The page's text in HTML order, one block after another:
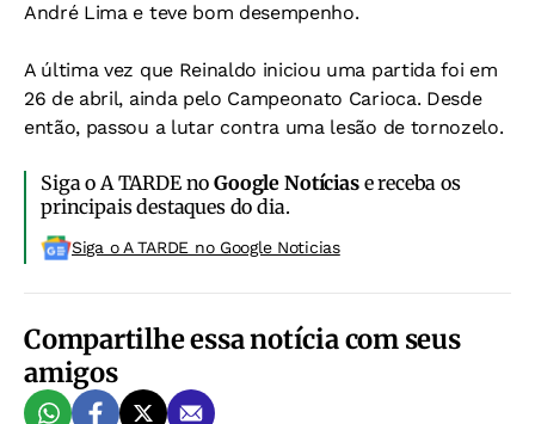
André Lima e teve bom desempenho.
A última vez que Reinaldo iniciou uma partida foi em
26 de abril, ainda pelo Campeonato Carioca. Desde
então, passou a lutar contra uma lesão de tornozelo.
Siga o A TARDE noGoogle Notíciase receba os
principais destaques do dia.
Siga o A TARDE no Google Noticias
Compartilhe essa notícia com seus
amigos